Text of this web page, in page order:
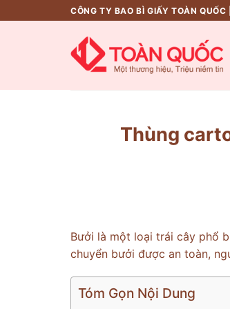
to
CÔNG TY BAO BÌ GIẤY TOÀN
Thùng
Bưởi là một loại trái cây phổ
chuyển bưởi được an toàn,
Tóm Gọn Nội Dung